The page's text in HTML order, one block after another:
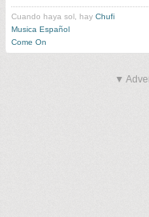
Cuando haya sol, hay Chufi
Musica Español
Come On
▼